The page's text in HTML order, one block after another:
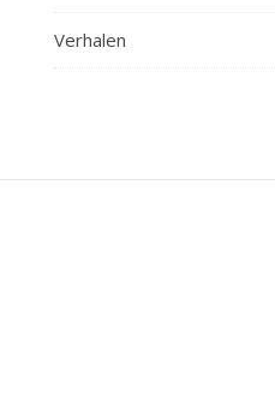
Verhalen